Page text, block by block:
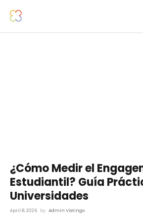
¿Cómo Medir el
Estudiantil? Guía
Universidades
April 8, 2026 by Admin Vistingo